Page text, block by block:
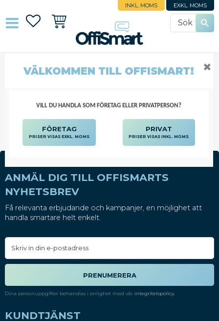
INKL. MOMS EXKL. MOMS
FavoriterKundvagn
SÄCKAR
ANMÄL DIG TILL OFFISMARTS
NYHETSBREV
Få relevanta erbjudande och kampanjer, en möjlighet att
handla smartare helt enkelt.
PRENUMERERA
Dina personuppgifter behandlas i enlighet med vår integritetspolicy.
KUNDTJÄNST
VÄLKOMMEN TILL OFFISMART!
VILL DU HANDLA SOM FÖRETAG ELLER PRIVATPERSON?
FÖRETAG
PRISER VISAS EXKL. MOMS
PRIVAT
PRISER VISAS INKL. MOMS
✖